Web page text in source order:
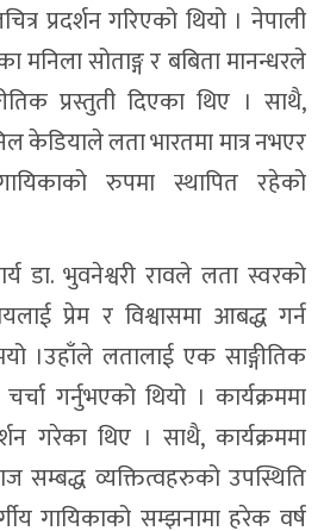
प्रदर्शन गरिएको थियो । नेपाली
मनिला सोताङ्ग र बबिता मानन्धरले
प्रस्तुती दिएका थिए । साथै,
केडियाले लता भारतमा मात्र नभएर
रुपमा स्थापित रहेको
डा. भुवनेश्वरी रावले लता स्वरको
प्रेम र विश्वासमा आबद्ध गर्न
।उहाँले लतालाई एक साङ्गीतिक
गर्नुभएको थियो । कार्यक्रममा
गरेका थिए । साथै, कार्यक्रममा
सम्बद्ध व्यक्तित्वहरुको उपस्थिति
गायिकाको सम्झनामा हरेक वर्ष